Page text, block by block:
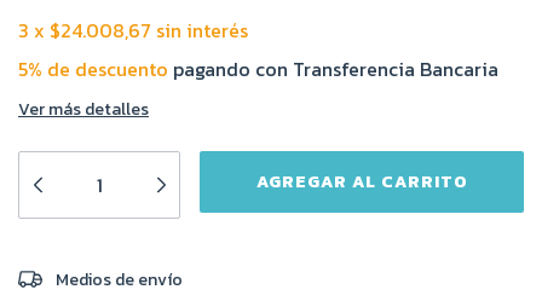
3 x $24.008,67 sin interés
5% de descuento pagando con Transferencia Bancaria
Ver más detalles
Entregas para el CP:
Medios de envío